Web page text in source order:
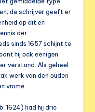
de schrijver geeft er
op dit en
der
sinds 1657 schijnt te
hij ook eenigen
verstand. Als geheel
werk van den ouden
vrome
1624) had hij drie